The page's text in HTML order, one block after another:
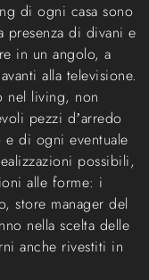
di ogni casa sono
presenza di divani e
in un angolo, a
alla televisione.
nel living, non
pezzi d’arredo
e di ogni eventuale
possibili,
alle forme: i
store manager del
nella scelta delle
anche rivestiti in